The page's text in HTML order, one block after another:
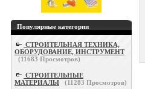
Популярные категории
СТРОИТЕЛЬНАЯ ТЕХНИКА,
ОБОРУДОВАНИЕ, ИНСТРУМЕНТ
(11683 Просмотров)
СТРОИТЕЛЬНЫЕ
МАТЕРИАЛЫ
(11283 Просмотров)